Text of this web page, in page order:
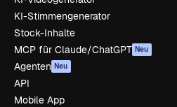
KI-Stimmengenerator
Stock-Inhalte
MCP für Claude/ChatGPT Neu
Agenten Neu
API
Mobile App